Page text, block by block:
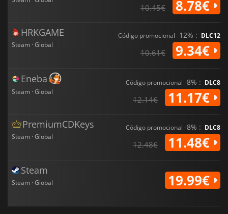
10.45€ 8.78€
HRKGAME
Steam · Global
Código promocional -12% : DLC12
10.61€ 9.34€
Eneba
Steam · Global
Código promocional -8% : DLC8
12.14€ 11.17€
PremiumCDKeys
Steam · Global
Código promocional -8% : DLC8
12.48€ 11.48€
Steam
Steam · Global 19.99€